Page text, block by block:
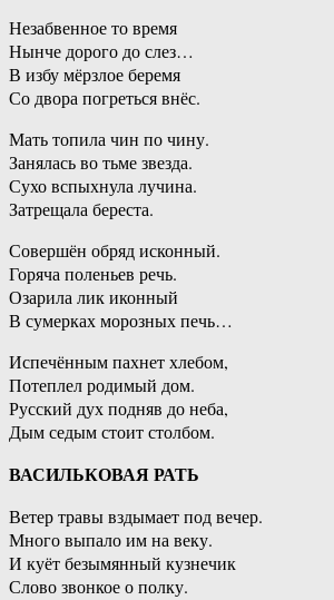
Незабвенное то время
Нынче дорого до слез…
В избу мёрзлое беремя
Со двора погреться внёс.
Мать топила чин по чину.
Занялась во тьме звезда.
Сухо вспыхнула лучина.
Затрещала береста.
Совершён обряд исконный.
Горяча поленьев речь.
Озарила лик иконный
В сумерках морозных печь…
Испечённым пахнет хлебом,
Потеплел родимый дом.
Русский дух подняв до неба,
Дым седым стоит столбом.
ВАСИЛЬКОВАЯ РАТЬ
Ветер травы вздымает под вечер.
Много выпало им на веку.
И куёт безымянный кузнечик
Слово звонкое о полку.